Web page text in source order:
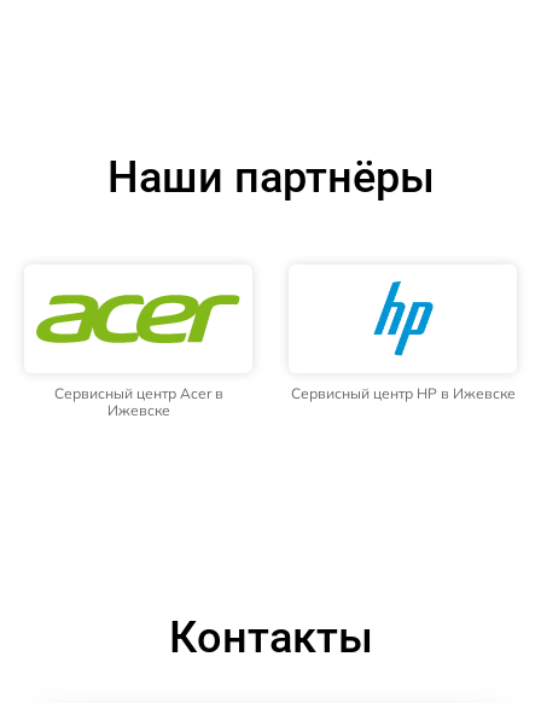
Наши партнёры
Сервисный центр Acer в
Ижевске
Сервисный центр HP в Ижевске
Контакты